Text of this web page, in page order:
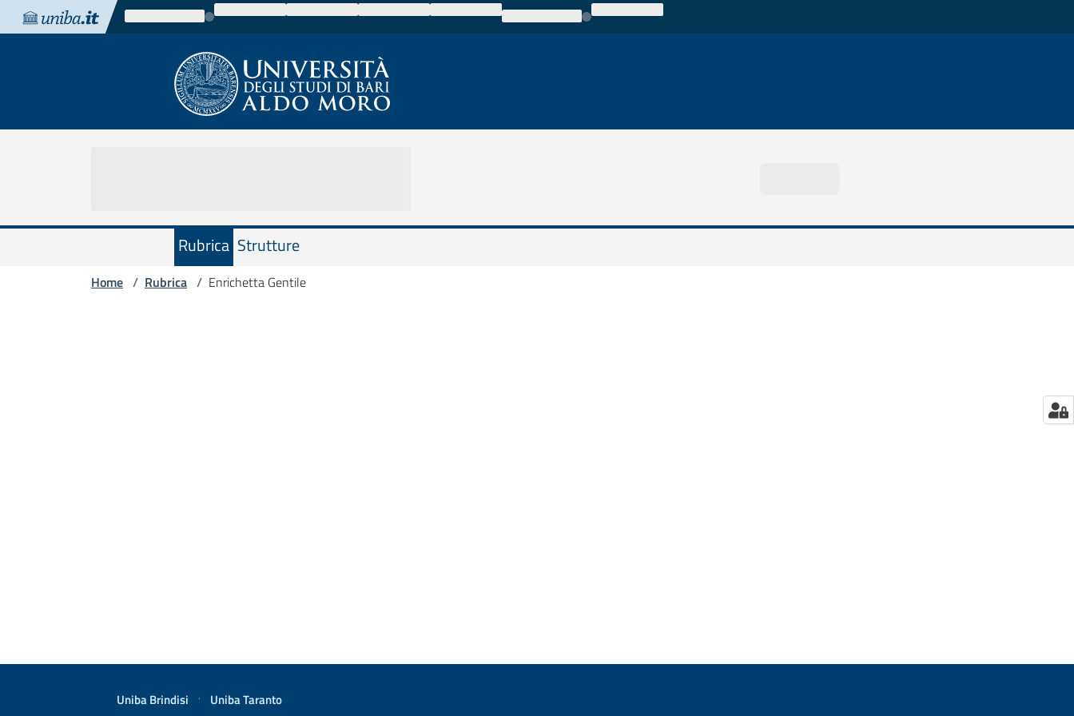
Vai al contenuto
Vai alla navigazione
Vai al footer
Rubrica Strutture
Home / Rubrica / Enrichetta Gentile
Uniba Brindisi · Uniba Taranto